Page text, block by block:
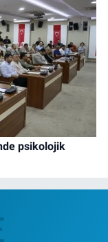
psikolojik